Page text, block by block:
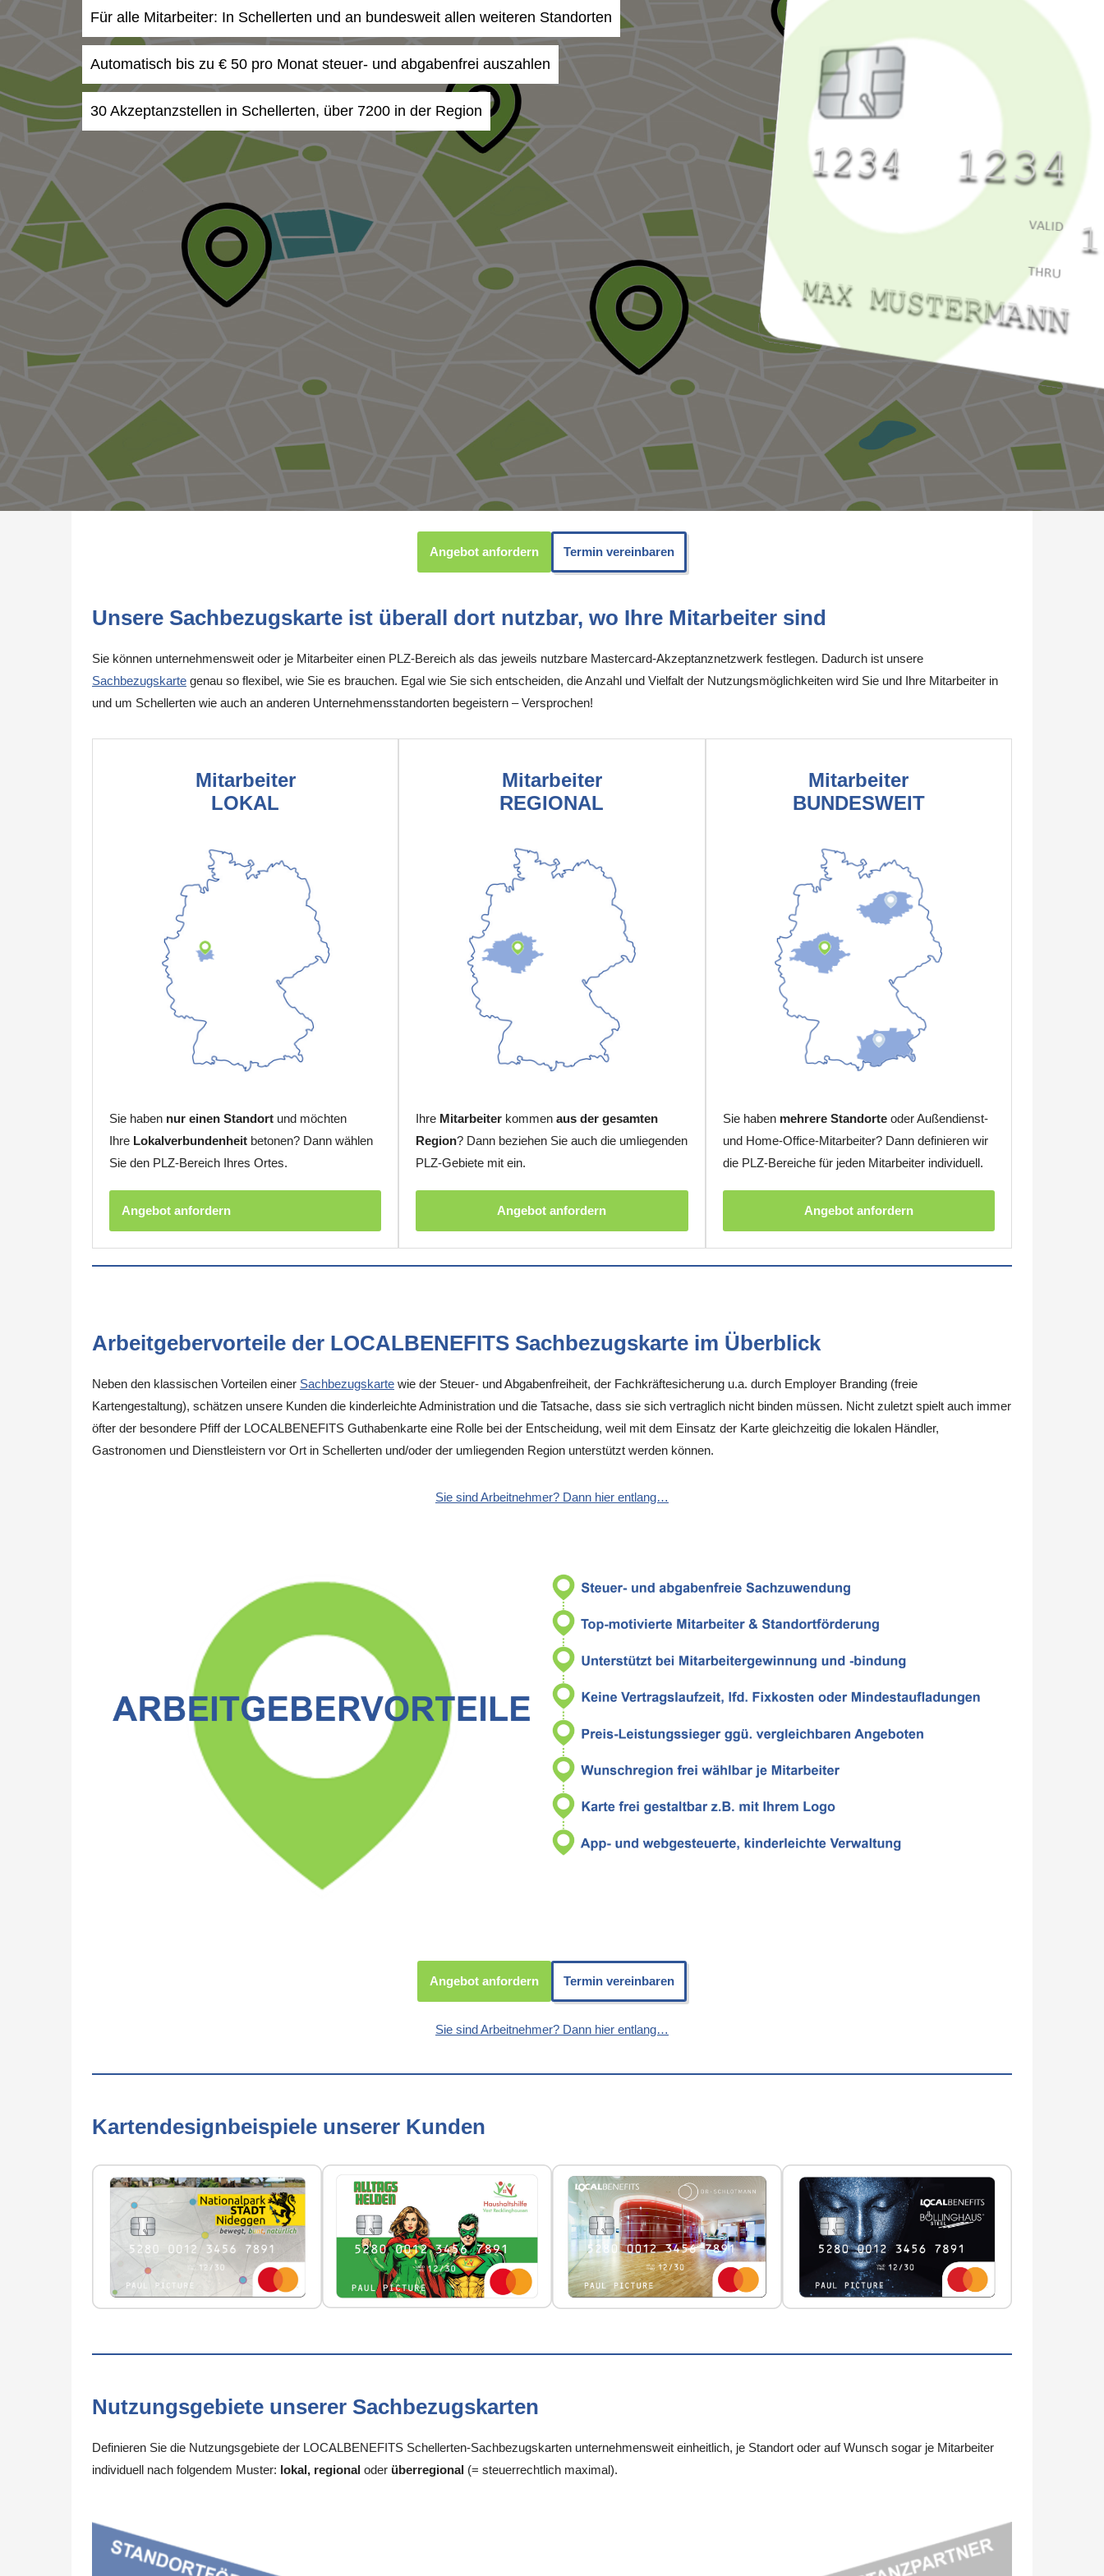
Für alle Mitarbeiter: In Schellerten und an bundesweit allen weiteren Standorten
Automatisch bis zu € 50 pro Monat steuer- und abgabenfrei auszahlen
30 Akzeptanzstellen in Schellerten, über 7200 in der Region
Angebot anfordern Termin vereinbaren
Unsere Sachbezugskarte ist überall dort nutzbar, wo Ihre Mitarbeiter sind
Sie können unternehmensweit oder je Mitarbeiter einen PLZ-Bereich als das jeweils nutzbare Mastercard-Akzeptanznetzwerk festlegen. Dadurch ist unsere
Sachbezugskarte genau so flexibel, wie Sie es brauchen. Egal wie Sie sich entscheiden, die Anzahl und Vielfalt der Nutzungsmöglichkeiten wird Sie und Ihre Mitarbeiter in
und um Schellerten wie auch an anderen Unternehmensstandorten begeistern – Versprochen!
Mitarbeiter
LOKAL
Sie haben nur einen Standort und möchten
Ihre Lokalverbundenheit betonen? Dann wählen
Sie den PLZ-Bereich Ihres Ortes.
Angebot anfordern
Mitarbeiter
REGIONAL
Ihre Mitarbeiter kommenaus der gesamten
Region? Dann beziehen Sie auch die umliegenden
PLZ-Gebiete mit ein.
Angebot anfordern
Mitarbeiter
BUNDESWEIT
Sie haben mehrere Standorteoder Außendienst-
und Home-Office-Mitarbeiter? Dann definieren wir
die PLZ-Bereiche für jeden Mitarbeiter individuell.
Angebot anfordern
Arbeitgebervorteile der LOCALBENEFITS Sachbezugskarte im Überblick
Neben den klassischen Vorteilen einer Sachbezugskarte wie der Steuer- und Abgabenfreiheit, der Fachkräftesicherung u.a. durch Employer Branding (freie
Kartengestaltung), schätzen unsere Kunden die kinderleichte Administration und die Tatsache, dass sie sich vertraglich nicht binden müssen. Nicht zuletzt spielt auch immer
öfter der besondere Pfiff der LOCALBENEFITS Guthabenkarte eine Rolle bei der Entscheidung, weil mit dem Einsatz der Karte gleichzeitig die lokalen Händler,
Gastronomen und Dienstleistern vor Ort in Schellerten und/oder der umliegenden Region unterstützt werden können.
Sie sind Arbeitnehmer? Dann hier entlang…
Angebot anfordern Termin vereinbaren
Sie sind Arbeitnehmer? Dann hier entlang…
Kartendesignbeispiele unserer Kunden
Nutzungsgebiete unserer Sachbezugskarten
Definieren Sie die Nutzungsgebiete der LOCALBENEFITS Schellerten-Sachbezugskarten unternehmensweit einheitlich, je Standort oder auf Wunsch sogar je Mitarbeiter
individuell nach folgendem Muster: lokal, regional oder überregional (= steuerrechtlich maximal).